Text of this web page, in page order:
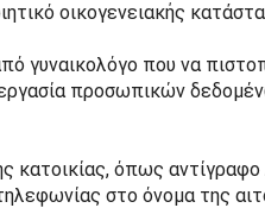
οικογενειακής
γυναικολόγο που να
προσωπικών
κατοικίας, όπως
στο όνομα της